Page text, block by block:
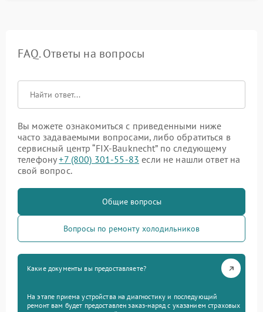
FAQ. Ответы на вопросы
Вы можете ознакомиться с приведенными ниже
часто задаваемыми вопросами, либо обратиться в
сервисный центр “FIX-Bauknecht” по следующему
телефону+7 (800) 301-55-83 если не нашли ответ на
свой вопрос.
Общие вопросы
Вопросы по ремонту холодильников
Какие документы вы предоставляете?
На этапе приема устройства на диагностику и последующий
ремонт вам будет предоставлен заказ-наряд с указанием страховых